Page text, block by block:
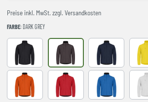
Preise inkl. MwSt. zzgl. Versandkosten
FARBE: DARK GREY
BLACK Dark Grey Dark Navy
Blood Orange RED Royal Blue